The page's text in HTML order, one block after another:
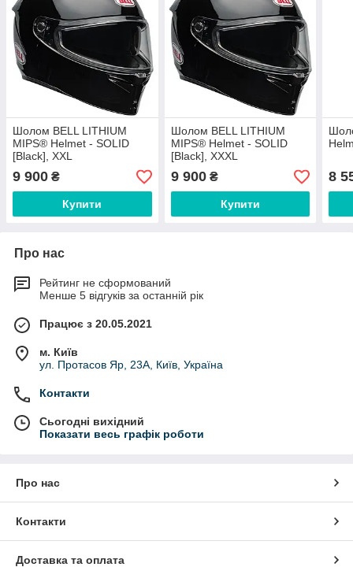
Шолом BELL LITHIUM
MIPS® Helmet - SOLID
[Black], XXL
9 900 ₴
Купити
Шолом BELL LITHIUM
MIPS® Helmet - SOLID
[Black], XXXL
9 900₴
Купити
8
Про нас
Рейтинг не сформований
Менше 5 відгуків за останній рік
Працює з 20.05.2021
м. Київ
ул. Протасов Яр, 23А, Київ, Україна
Контакти
Сьогодні вихідний
Показати весь графік роботи
Про нас
Контакти
Доставка та оплата